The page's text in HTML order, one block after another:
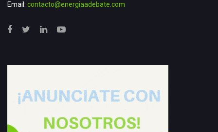
Email: contacto@energiaadebate.com